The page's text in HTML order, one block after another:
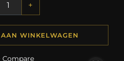
+
WINKELWAGEN
Compare